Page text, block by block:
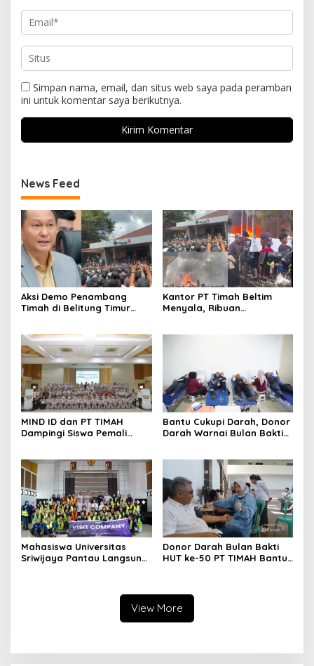
Simpan nama, email, dan situs web saya pada peramban
ini untuk komentar saya berikutnya.
News Feed
Aksi Demo Penambang
Timah di Belitung Timur
Dorong Perpres Segera
Diterbitkan
Kantor PT Timah Beltim
Menyala, Ribuan
MIND ID dan PT TIMAH
Dampingi Siswa Pemali
Bantu Cukupi Darah, Donor
Darah Warnai Bulan Bakti
Mahasiswa Universitas
Sriwijaya Pantau Langsung
Donor Darah Bulan Bakti
HUT ke-50 PT TIMAH Bantu
View More